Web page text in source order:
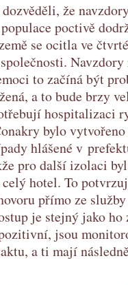
že
poctivě
se ocitla ve
to začíná být
a to bude brzy
hospitalizaci
bylo
hlášené v
pro další izolaci
hotel. To
přímo ze služby
je stejný jako ho
jsou
a ti mají